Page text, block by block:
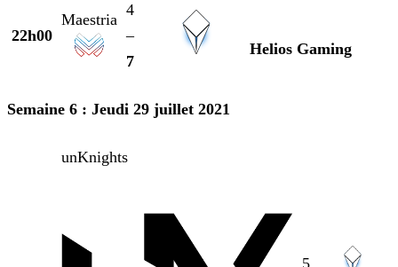
22h00
Maestria
4
–
7
Helios Gaming
Semaine 6 : Jeudi 29 juillet 2021
unKnights